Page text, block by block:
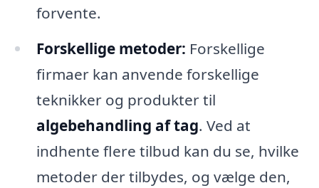
forvente.
Forskellige metoder: Forskellige
firmaer kan anvende forskellige
teknikker og produkter til
algebehandling af tag. Ved at
indhente flere tilbud kan du se, hvilke
metoder der tilbydes, og vælge den,